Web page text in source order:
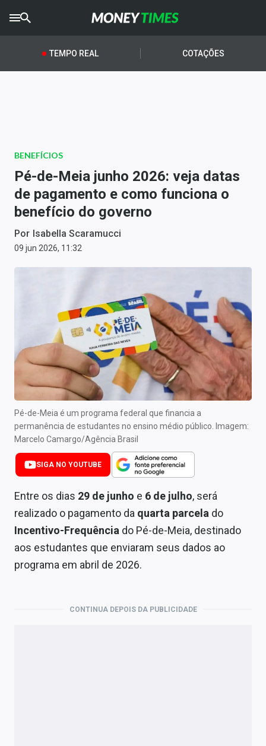
CRYPTOTIMES
AGROTIMES
Newsletters
Anuncie
Últimas Notícias
Comprar ou vender?
Carteiras Recomendadas
Central de Dividendos
Central dos IPOs
Renda Fixa
Mercados
Economia
Empresas
TEMPO REAL COTAÇÕES
BENEFÍCIOS
Pé-de-Meia junho 2026: veja datas
de pagamento e como funciona o
benefício do governo
Por Isabella Scaramucci
09 jun 2026, 11:32
Pé-de-Meia é um programa federal que financia a
permanência de estudantes no ensino médio público. Imagem:
Marcelo Camargo/Agência Brasil
SIGA NO YOUTUBE
Entre os dias 29 de junho e 6 de julho, será
realizado o pagamento da quarta parcela do
Incentivo-Frequência do Pé-de-Meia, destinado
aos estudantes que enviaram seus dados ao
programa em abril de 2026.
CONTINUA DEPOIS DA PUBLICIDADE